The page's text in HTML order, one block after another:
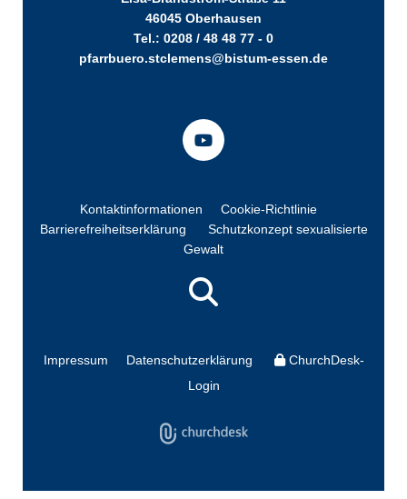
46045 Oberhausen
Tel.: 0208 / 48 48 77 - 0
pfarrbuero.stclemens@bistum-essen.de
Kontaktinformationen
Cookie-Richtlinie
Barrierefreiheitserklärung
Schutzkonzept sexualisierte
Gewalt
Impressum Datenschutzerklärung
ChurchDesk-
Login